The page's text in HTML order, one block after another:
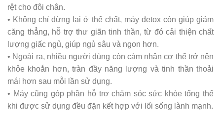
rệt cho đôi chân.
• Không chỉ dừng lại ở thể chất, máy detox còn giúp giảm
căng thẳng, hỗ trợ thư giãn tinh thần, từ đó cải thiện chất
lượng giấc ngủ, giúp ngủ sâu và ngon hơn.
• Ngoài ra, nhiều người dùng còn cảm nhận cơ thể trở nên
khỏe khoắn hơn, tràn đầy năng lượng và tinh thần thoải
mái hơn sau mỗi lần sử dụng.
• Máy cũng góp phần hỗ trợ chăm sóc sức khỏe tổng thể
khi được sử dụng đều đặn kết hợp với lối sống lành mạnh.